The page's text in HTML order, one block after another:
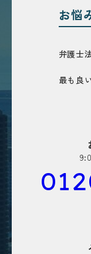
お悩
弁護士
最も良